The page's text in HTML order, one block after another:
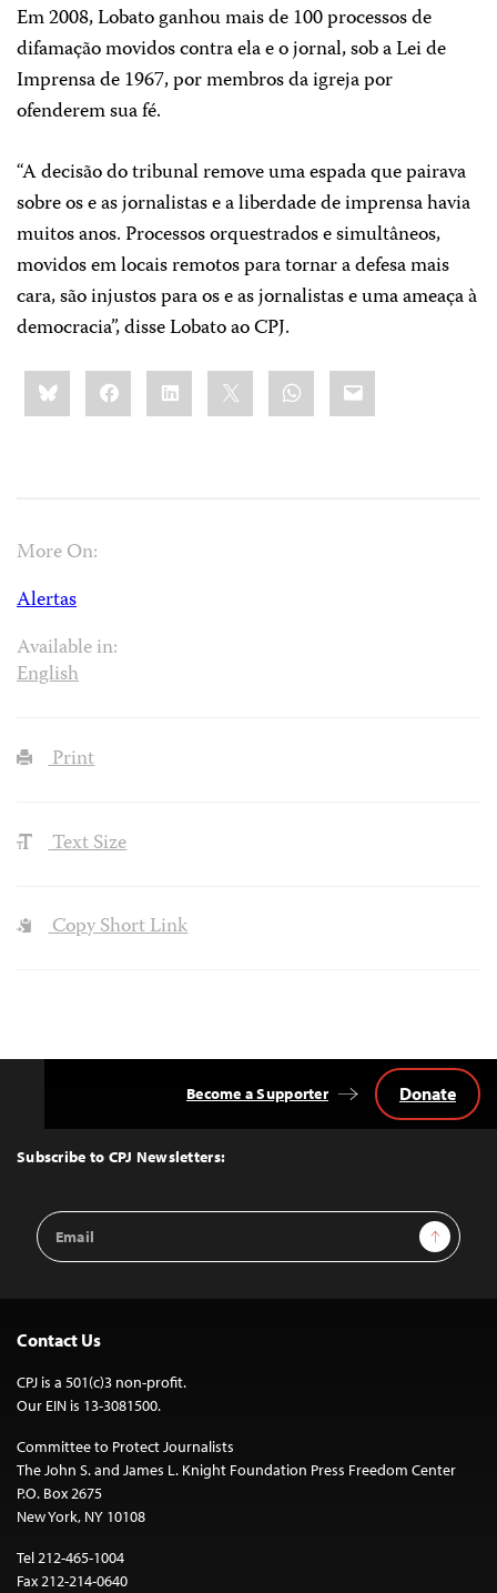
Em 2008, Lobato ganhou mais de 100 processos de
difamação movidos contra ela e o jornal, sob a Lei de
Imprensa de 1967, por membros da igreja por
ofenderem sua fé.
“A decisão do tribunal remove uma espada que pairava
sobre os e as jornalistas e a liberdade de imprensa havia
muitos anos. Processos orquestrados e simultâneos,
movidos em locais remotos para tornar a defesa mais
cara, são injustos para os e as jornalistas e uma ameaça à
democracia”, disse Lobato ao CPJ.
Share
this:BlueskyFacebookLinkedIn WhatsApp
Email
More On:
Alertas
Available in:
English
Print
Text Size
Copy Short Link
Top
Subscribe to CPJ Newsletters:
Email
Address
Sign Up
Become a Supporter Donate
Contact Us
CPJ is a 501(c)3 non-profit.
Our EIN is 13-3081500.
Committee to Protect Journalists
The John S. and James L. Knight Foundation Press Freedom Center
P.O. Box 2675
New York, NY 10108
Tel 212-465-1004
Fax 212-214-0640